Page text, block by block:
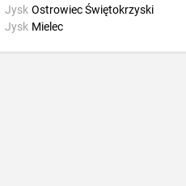
Jysk Ostrowiec Świętokrzyski
Jysk Mielec